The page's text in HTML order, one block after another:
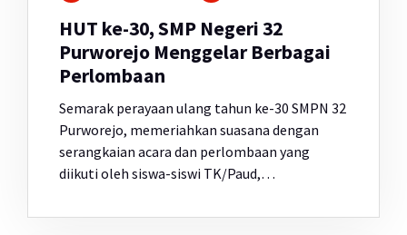
HUT ke-30, SMP Negeri 32
Purworejo Menggelar Berbagai
Perlombaan
Semarak perayaan ulang tahun ke-30 SMPN 32
Purworejo, memeriahkan suasana dengan
serangkaian acara dan perlombaan yang
diikuti oleh siswa-siswi TK/Paud,…